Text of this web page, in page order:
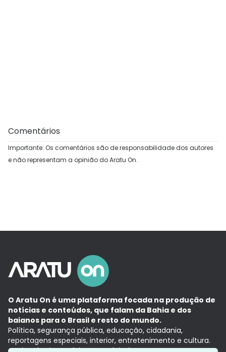
Comentários
Importante: Os comentários são de responsabilidade dos autores
e não representam a opinião do Aratu On.
O Aratu On é uma plataforma focada na produção de
notícias e conteúdos, que falam da Bahia e dos
baianos para o Brasil e resto do mundo.
Política, segurança pública, educação, cidadania,
reportagens especiais, interior, entretenimento e cultura.